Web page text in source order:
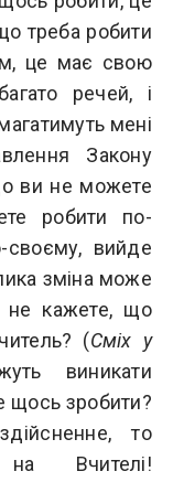
треба робити
це має свою
речей, і
мені
Закону
ви не можете
робити по-
своєму, вийде
зміна може
не кажете, що
(Сміх у
виникати
щось зробити?
то
на Вчителі!